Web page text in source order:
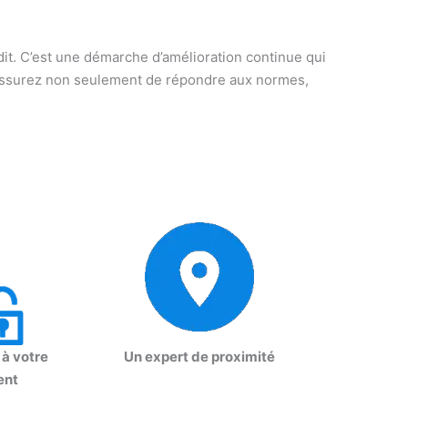
C’est une démarche d’amélioration continue qui
non seulement de répondre aux normes,
votre
Un expert de proximité